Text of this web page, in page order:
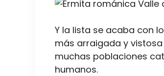
Y la lista se acaba con
más arraigada y
muchas poblaciones
humanos.